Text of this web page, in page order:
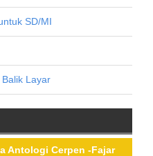
SD/MI
Layar
Antologi Cerpen -Fajar